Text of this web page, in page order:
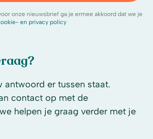
antwoord er tussen staat.
contact op met de
helpen je graag verder met je
onze nieuwsbrief ga je ermee akkoord dat we je
en privacy policy